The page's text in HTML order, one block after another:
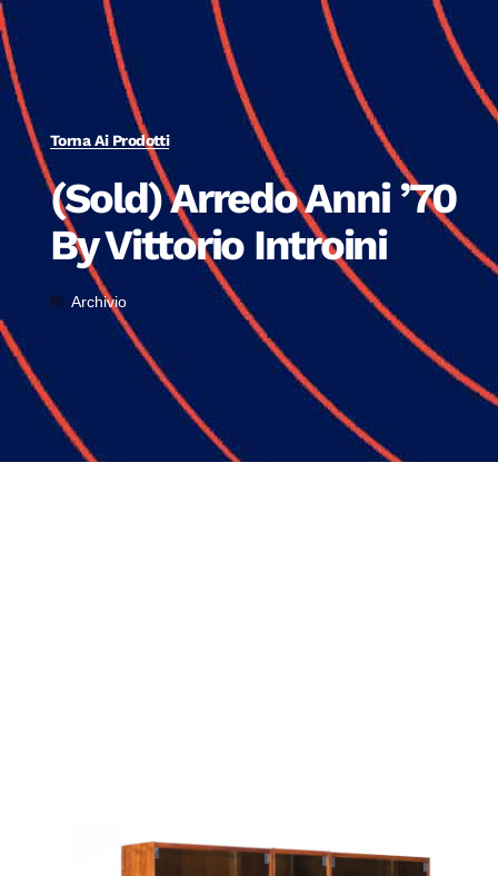
Torna Ai Prodotti
(Sold) Arredo Anni ’70
By Vittorio Introini
Archivio